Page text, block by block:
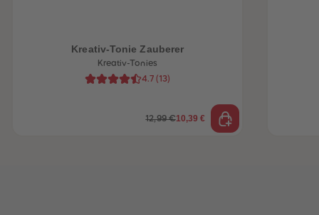
Kreativ-Tonie Zauberer
Kreativ-Tonies
4.7 (13)
12,99 €10,39 €